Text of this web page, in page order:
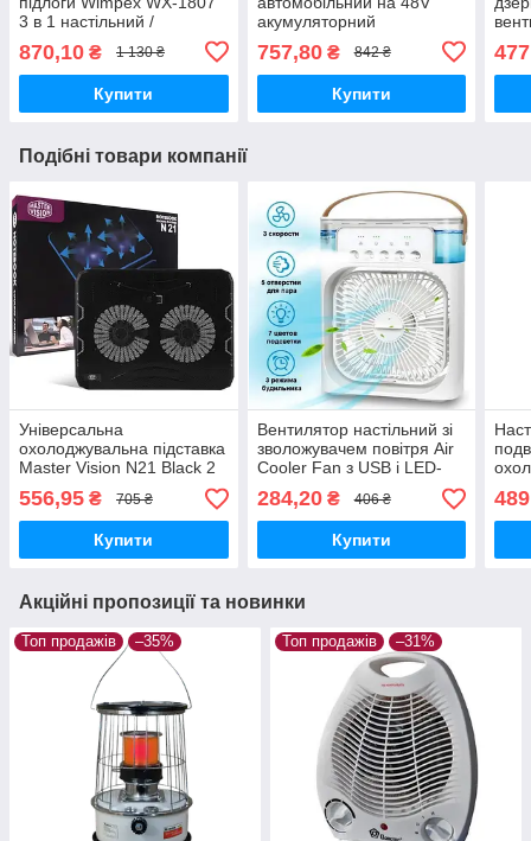
3 в 1 настільний /
настінний з металевими
лопатями 3 швидкості 200
Вт
870,10 ₴ 1 130 ₴
Купити
акумуляторний
757,80₴ 842 ₴
Купити
Подібні товари компанії
Універсальна
охолоджувальна підставка
Master Vision N21 Black 2
вентилятори, LED-
підсвітка, USB
556,95 ₴ 705 ₴
Купити
Вентилятор настільний зі
зволожувачем повітря Air
Cooler Fan з USB і LED-
підсвіткою
284,20₴ 406 ₴
Купити
Акційні пропозиції та новинки
Топ продажів –35% Топ продажів –31%